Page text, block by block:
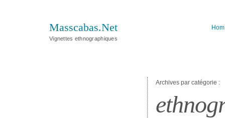
Masscabas.Net
Vignettes ethnographiques
Archives par catégorie :